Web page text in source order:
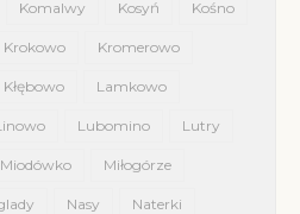
Komalwy Kosyń Kośno
Krokowo Kromerowo
Kłębowo Lamkowo
Lubomino Lutry
Miodówko Miłogórze
Nasy Naterki